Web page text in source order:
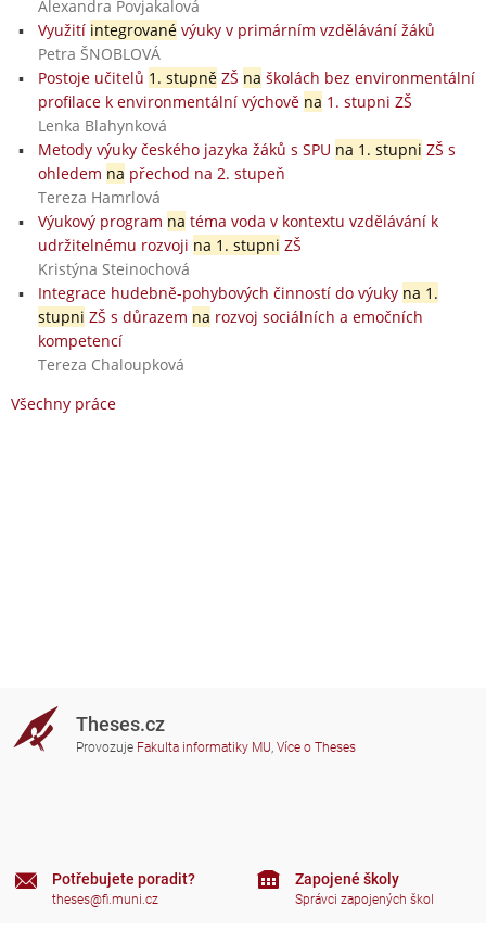
Alexandra Povjakalová
Využití integrovanévýuky v primárním vzdělávání žáků
Petra ŠNOBLOVÁ
Postoje učitelů 1. stupněZŠ na školách bez environmentální
profilace k environmentální výchově na 1. stupni ZŠ
Lenka Blahynková
Metody výuky českého jazyka žáků s SPU na 1. stupni ZŠ s
ohledem na přechod na 2. stupeň
Tereza Hamrlová
Výukový program na téma voda v kontextu vzdělávání k
udržitelnému rozvoji na 1. stupni ZŠ
Kristýna Steinochová
Integrace hudebně-pohybových činností do výuky na 1.
stupni ZŠ s důrazem na rozvoj sociálních a emočních
kompetencí
Tereza Chaloupková
Všechny práce
Theses.cz
Provozuje Fakulta informatiky MU, Více o Theses
Potřebujete poradit?
theses@fi.muni.cz
Zapojené školy
Správci zapojených škol